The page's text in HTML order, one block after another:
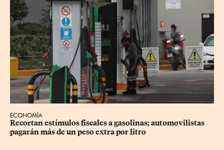
ECONOMÍA
Recortan estímulos fiscales a gasolinas; automovilistas
pagarán más de un peso extra por litro